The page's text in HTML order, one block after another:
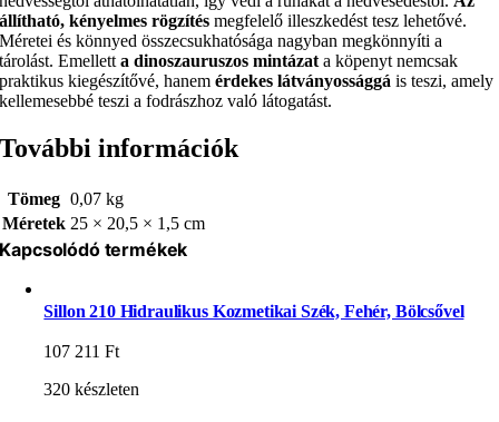
állítható, kényelmes rögzítésmegfelelő illeszkedést tesz lehetővé.
Méretei és könnyed összecsukhatósága nagyban megkönnyíti a
tárolást. Emelletta dinoszauruszos mintázata köpenyt nemcsak
praktikus kiegészítővé, hanemérdekes látványossággá is teszi, amely
kellemesebbé teszi a fodrászhoz való látogatást.
További információk
Tömeg 0,07 kg
Méretek 25 × 20,5 × 1,5 cm
Kapcsolódó termékek
Sillon 210 Hidraulikus Kozmetikai Szék, Fehér, Bölcsővel
107 211Ft
320 készleten